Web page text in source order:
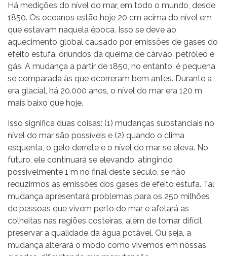
Há medições do nível do mar, em todo o mundo, desde
1850. Os oceanos estão hoje 20 cm acima do nível em
que estavam naquela época. Isso se deve ao
aquecimento global causado por emissões de gases do
efeito estufa, oriundos da queima de carvão, petróleo e
gás. A mudança a partir de 1850, no entanto, é pequena
se comparada às que ocorreram bem antes. Durante a
era glacial, há 20.000 anos, o nível do mar era 120 m
mais baixo que hoje.
Isso significa duas coisas: (1) mudanças substanciais no
nível do mar são possíveis e (2) quando o clima
esquenta, o gelo derrete e o nível do mar se eleva. No
futuro, ele continuará se elevando, atingindo
possivelmente 1 m no final deste século, se não
reduzirmos as emissões dos gases de efeito estufa. Tal
mudança apresentará problemas para os 250 milhões
de pessoas que vivem perto do mar e afetará as
colheitas nas regiões costeiras, além de tornar difícil
preservar a qualidade da água potável. Ou seja, a
mudança alterará o modo como vivemos em nossas